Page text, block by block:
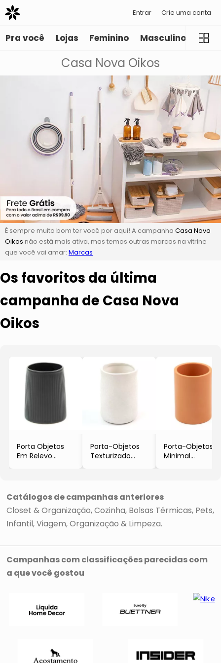
Entrar Crie uma conta
Pra você Lojas Feminino Masculino
Casa Nova Oikos
É sempre muito bom ter você por aqui! A campanha Casa Nova
Oikos não está mais ativa, mas temos outras marcas na vitrine
que você vai amar: Marcas
Os favoritos da última
campanha de Casa Nova
Oikos
Porta Objetos
Em Relevo
Porta-Objetos
Texturizado
Porta-Objetos
Minimal
Catálogos de campanhas anteriores
Closet & Organização Cozinha Bolsas Térmicas Pets
Infantil Viagem Organização & Limpeza
Campanhas com classificações parecidas com
a que você gostou